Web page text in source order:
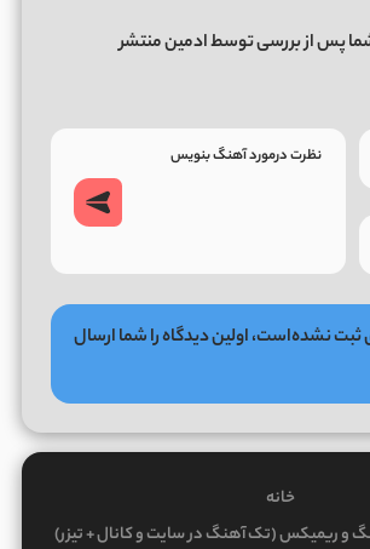
پس از بررسی توسط ادمین منتشر
نشده‌است، اولین دیدگاه را شما ارسال
خانه
و ریمیکس (تک آهنگ در سایت و کانال + تیزر)